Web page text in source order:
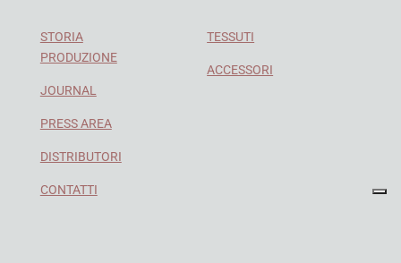
STORIA
PRODUZIONE
JOURNAL
PRESS AREA
DISTRIBUTORI
CONTATTI
TESSUTI
ACCESSORI